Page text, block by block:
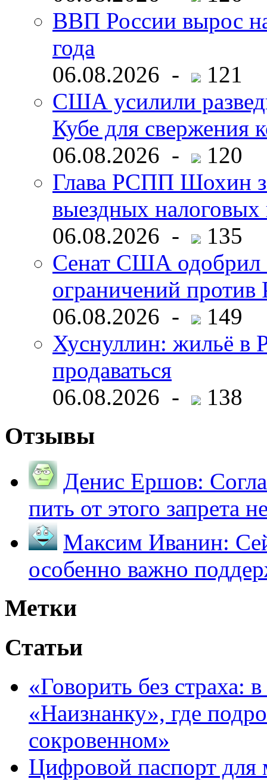
ВВП России вырос
года
06.08.2026 -
121
США усилили
Кубе для свержения
06.08.2026 -
120
Глава РСПП Шохин
выездных налоговых
06.08.2026 -
135
Сенат США одобрил
ограничений
06.08.2026 -
149
Хуснуллин: жильё в
продаваться
06.08.2026 -
138
Отзывы
Денис Ершов:
пить от этого запрета
Максим Иванин:
особенно важно
Метки
Статьи
«Говорить без страха:
«Наизнанку», где
сокровенном»
Цифровой паспорт для